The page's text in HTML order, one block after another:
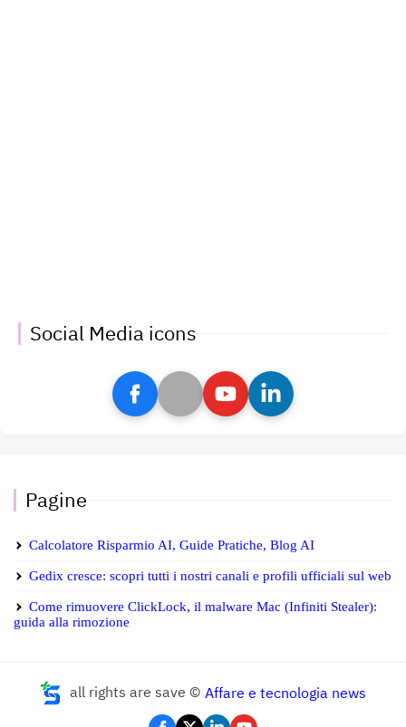
Social Media icons
Pagine
Calcolatore Risparmio AI, Guide Pratiche, Blog AI
Gedix cresce: scopri tutti i nostri canali e profili ufficiali sul web
Come rimuovere ClickLock, il malware Mac (Infiniti Stealer):
guida alla rimozione
all rights are save © Affare e tecnologia news